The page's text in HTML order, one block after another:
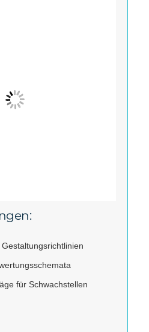
für Schwachstellen